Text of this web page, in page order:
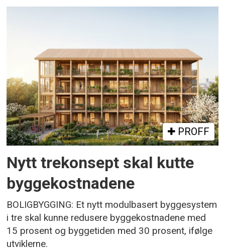
PROFF
Nytt trekonsept skal kutte
byggekostnadene
BOLIGBYGGING: Et nytt modulbasert byggesystem
i tre skal kunne redusere byggekostnadene med
15 prosent og byggetiden med 30 prosent, ifølge
utviklerne.